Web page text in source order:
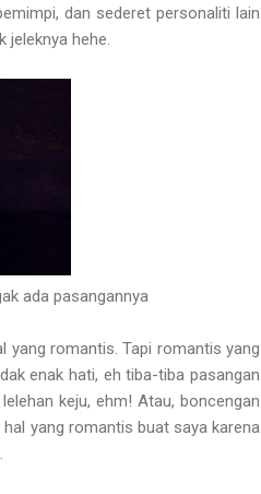
dan sederet personaliti lain
jeleknya hehe.
ada pasangannya
yang romantis. Tapi romantis yang
enak hati, eh tiba-tiba pasangan
keju, ehm! Atau, boncengan
yang romantis buat saya karena